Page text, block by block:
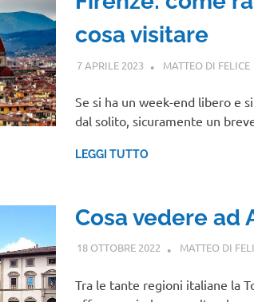
cosa visitare
7 APRILE 2023 MATTEO DI FELICE
Se si ha un week-end libero e
dal solito, sicuramente un
LEGGI TUTTO
Cosa vedere ad
18 OTTOBRE 2022 MATTEO DI
Tra le tante regioni italiane la